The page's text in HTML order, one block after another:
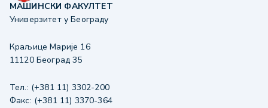
МАШИНСКИ ФАКУЛТЕТ
Универзитет у Београду
Краљице Марије 16
11120 Београд 35
Тел.: (+381 11) 3302-200
Факс: (+381 11) 3370-364